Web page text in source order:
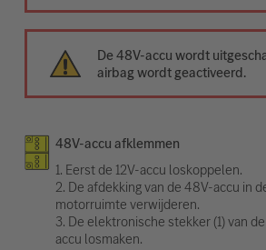
De 48V-accu wordt
airbag wordt geactiveerd.
48V-accu afklemmen
1. Eerst de 12V-accu loskoppelen.
2. De afdekking van de 48V-accu in
motorruimte verwijderen.
3. De elektronische stekker (1) van
accu losmaken.